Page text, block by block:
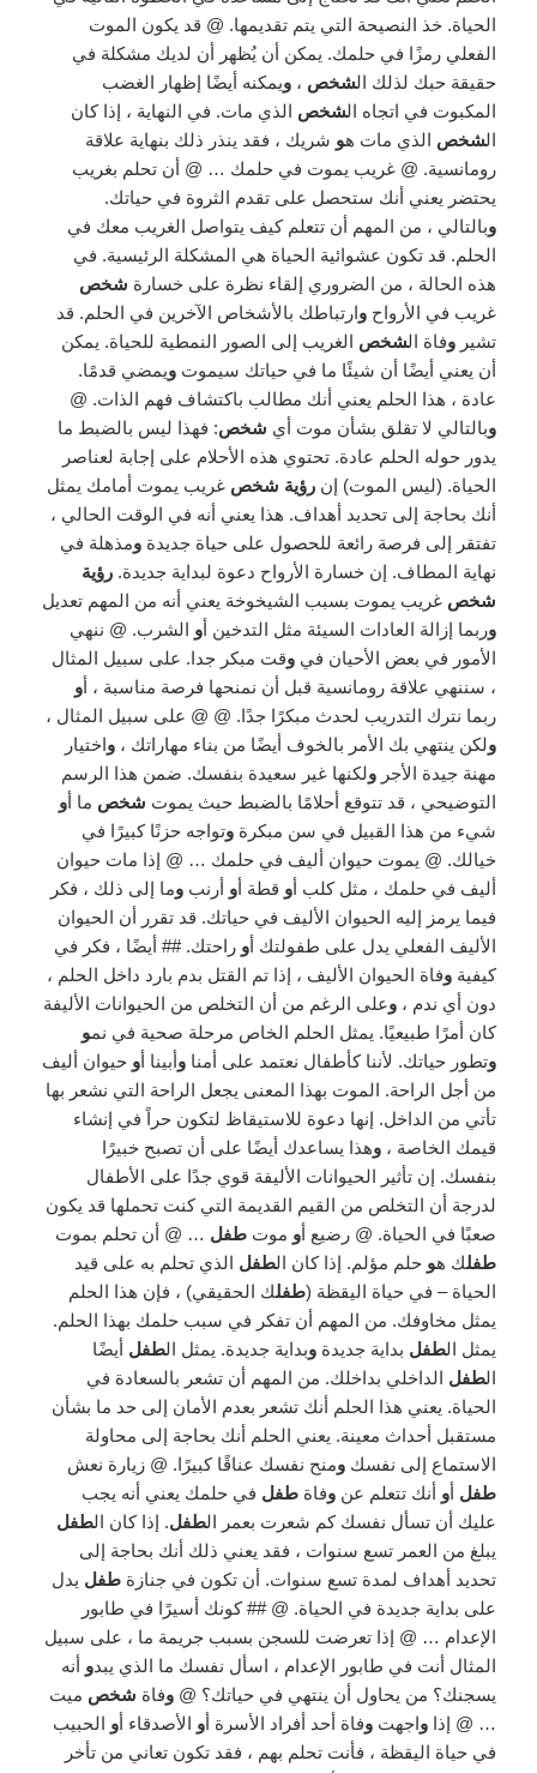
الحياة. خذ النصيحة التي يتم تقديمها. @ قد يكون الموت
الفعلي رمزًا في حلمك. يمكن أن يُظهر أن لديك مشكلة في
حقيقة حبك لذلك الشخص ،ويمكنه أيضًا إظهار الغضب
المكبوت في اتجاه الشخص الذي مات. في النهاية ، إذا كان
الشخص الذي مات هو شريك ، فقد ينذر ذلك بنهاية علاقة
رومانسية. @ غريب يموت في حلمك … @ أن تحلم بغريب
يحتضر يعني أنك ستحصل على تقدم الثروة في حياتك.
وبالتالي ، من المهم أن تتعلم كيف يتواصل الغريب معك في
الحلم. قد تكون عشوائية الحياة هي المشكلة الرئيسية. في
هذه الحالة ، من الضروري إلقاء نظرة على خسارة شخص
غريب في الأرواحوارتباطك بالأشخاص الآخرين في الحلم. قد
تشيروفاة الشخص الغريب إلى الصور النمطية للحياة. يمكن
أن يعني أيضًا أن شيئًا ما في حياتك سيموتويمضي قدمًا.
عادة ، هذا الحلم يعني أنك مطالب باكتشاف فهم الذات. @
وبالتالي لا تقلق بشأن موت أي شخص: فهذا ليس بالضبط ما
يدور حوله الحلم عادة. تحتوي هذه الأحلام على إجابة لعناصر
الحياة. (ليس الموت) إنرؤية شخص غريب يموت أمامك يمثل
أنك بحاجة إلى تحديد أهداف. هذا يعني أنه في الوقت الحالي ،
تفتقر إلى فرصة رائعة للحصول على حياة جديدةومذهلة في
نهاية المطاف. إن خسارة الأرواح دعوة لبداية جديدة.رؤية
شخص غريب يموت بسبب الشيخوخة يعني أنه من المهم تعديل
وربما إزالة العادات السيئة مثل التدخين أو الشرب. @ ننهي
الأمور في بعض الأحيان فيوقت مبكر جدا. على سبيل المثال
، سننهي علاقة رومانسية قبل أن نمنحها فرصة مناسبة ، أو
ربما نترك التدريب لحدث مبكرًا جدًا. @ @ على سبيل المثال ،
ولكن ينتهي بك الأمر بالخوف أيضًا من بناء مهاراتك ،واختيار
مهنة جيدة الأجرولكنها غير سعيدة بنفسك. ضمن هذا الرسم
التوضيحي ، قد تتوقع أحلامًا بالضبط حيث يموت شخص ما أو
شيء من هذا القبيل في سن مبكرةوتواجه حزنًا كبيرًا في
خيالك. @ يموت حيوان أليف في حلمك … @ إذا مات حيوان
أليف في حلمك ، مثل كلب أو قطة أو أرنبوما إلى ذلك ، فكر
فيما يرمز إليه الحيوان الأليف في حياتك. قد تقرر أن الحيوان
الأليف الفعلي يدل على طفولتك أو راحتك. ## أيضًا ، فكر في
كيفيةوفاة الحيوان الأليف ، إذا تم القتل بدم بارد داخل الحلم ،
دون أي ندم ،وعلى الرغم من أن التخلص من الحيوانات الأليفة
كان أمرًا طبيعيًا. يمثل الحلم الخاص مرحلة صحية في نمو
وتطور حياتك. لأننا كأطفال نعتمد على أمناوأبينا أو حيوان أليف
من أجل الراحة. الموت بهذا المعنى يجعل الراحة التي نشعر بها
تأتي من الداخل. إنها دعوة للاستيقاظ لتكون حراً في إنشاء
قيمك الخاصة ،وهذا يساعدك أيضًا على أن تصبح خبيرًا
بنفسك. إن تأثير الحيوانات الأليفة قوي جدًا على الأطفال
لدرجة أن التخلص من القيم القديمة التي كنت تحملها قد يكون
صعبًا في الحياة. @ رضيع أو موتطفل … @ أن تحلم بموت
طفلك هو حلم مؤلم. إذا كان الطفل الذي تحلم به على قيد
الحياة – في حياة اليقظة (طفلك الحقيقي) ، فإن هذا الحلم
يمثل مخاوفك. من المهم أن تفكر في سبب حلمك بهذا الحلم.
يمثل الطفل بداية جديدةوبداية جديدة. يمثل الطفل أيضًا
الطفل الداخلي بداخلك. من المهم أن تشعر بالسعادة في
الحياة. يعني هذا الحلم أنك تشعر بعدم الأمان إلى حد ما بشأن
مستقبل أحداث معينة. يعني الحلم أنك بحاجة إلى محاولة
الاستماع إلى نفسكومنح نفسك عناقًا كبيرًا. @ زيارة نعش
طفل أو أنك تتعلم عنوفاةطفل في حلمك يعني أنه يجب
عليك أن تسأل نفسك كم شعرت بعمر الطفل. إذا كان الطفل
يبلغ من العمر تسع سنوات ، فقد يعني ذلك أنك بحاجة إلى
تحديد أهداف لمدة تسع سنوات. أن تكون في جنازةطفل يدل
على بداية جديدة في الحياة. @ ## كونك أسيرًا في طابور
الإعدام … @ إذا تعرضت للسجن بسبب جريمة ما ، على سبيل
المثال أنت في طابور الإعدام ، اسأل نفسك ما الذي يبدو أنه
يسجنك؟ من يحاول أن ينتهي في حياتك؟ @وفاة شخص ميت
… @ إذاواجهتوفاة أحد أفراد الأسرة أو الأصدقاء أو الحبيب
في حياة اليقظة ، فأنت تحلم بهم ، فقد تكون تعاني من تأخر